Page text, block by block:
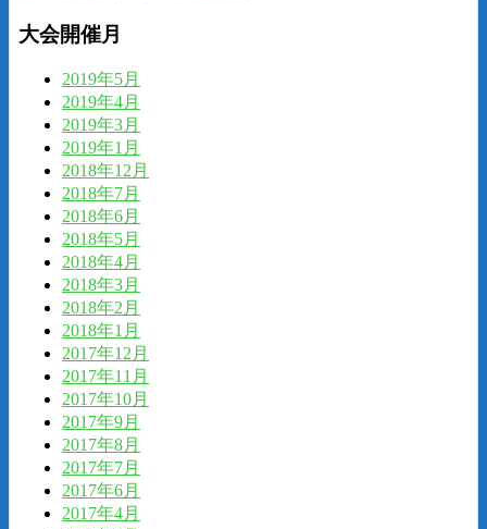
大会開催月
2019年5月
2019年4月
2019年3月
2019年1月
2018年12月
2018年7月
2018年6月
2018年5月
2018年4月
2018年3月
2018年2月
2018年1月
2017年12月
2017年11月
2017年10月
2017年9月
2017年8月
2017年7月
2017年6月
2017年4月